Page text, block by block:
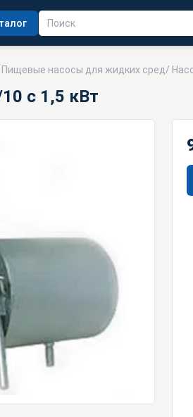
Пищевые насосы для жидких сред/
с 1,5 кВт